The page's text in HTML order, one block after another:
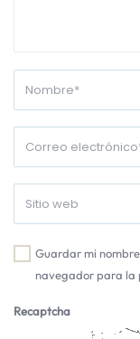
Guardar mi
navegador para la
Recaptcha